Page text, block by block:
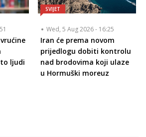
ljudi
SVIJET
Wed, 5 Aug 2026 - 16:25
Iran će prema novom
prijedlogu dobiti kontrolu
nad brodovima koji ulaze
u Hormuški moreuz